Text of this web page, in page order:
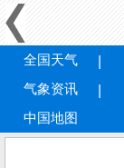
全国天气
气象资讯
中国地图